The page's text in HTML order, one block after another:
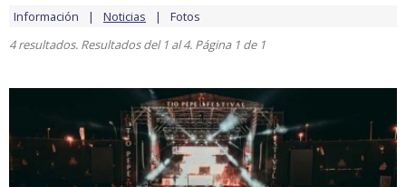
Información Noticias
Fotos
4 resultados. Resultados del 1 al 4. Página 1 de 1